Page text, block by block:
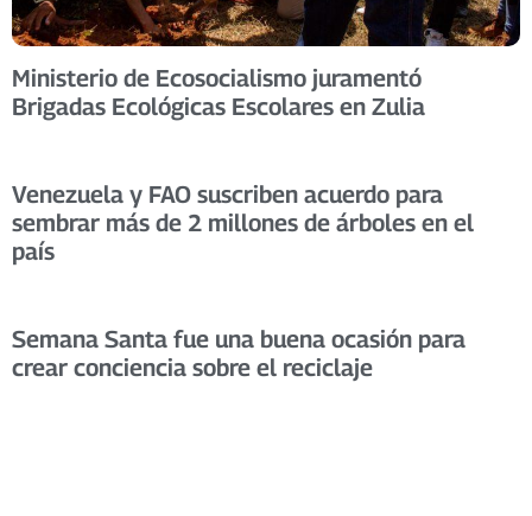
Ministerio de Ecosocialismo juramentó
Brigadas Ecológicas Escolares en Zulia
Venezuela y FAO suscriben acuerdo para
sembrar más de 2 millones de árboles en el
país
Semana Santa fue una buena ocasión para
crear conciencia sobre el reciclaje